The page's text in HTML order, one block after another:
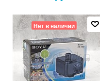
Нет в наличии